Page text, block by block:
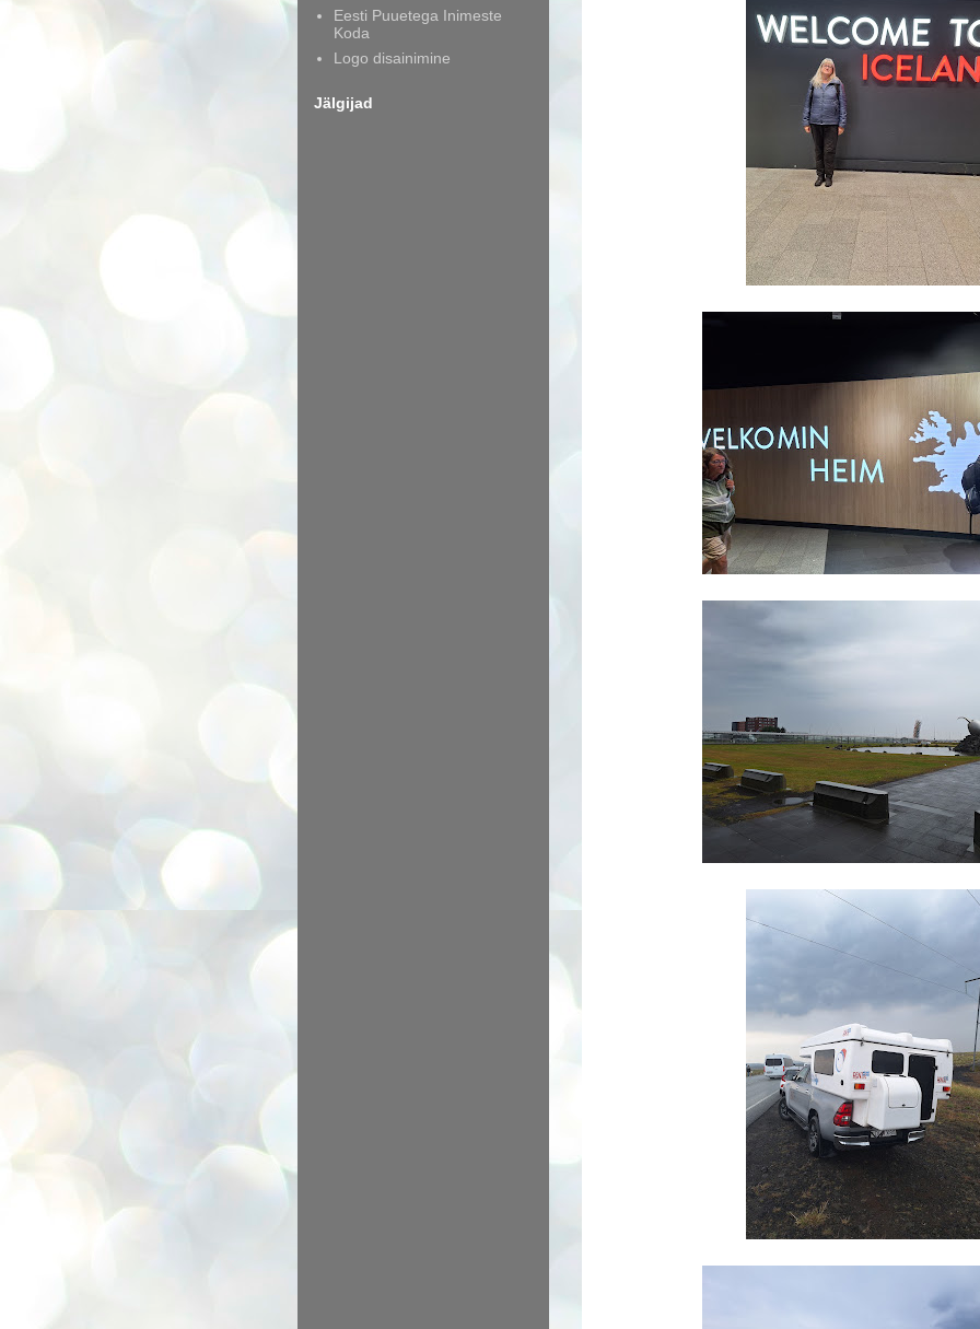
Eesti Puuetega Inimeste
Koda
Logo disainimine
Jälgijad